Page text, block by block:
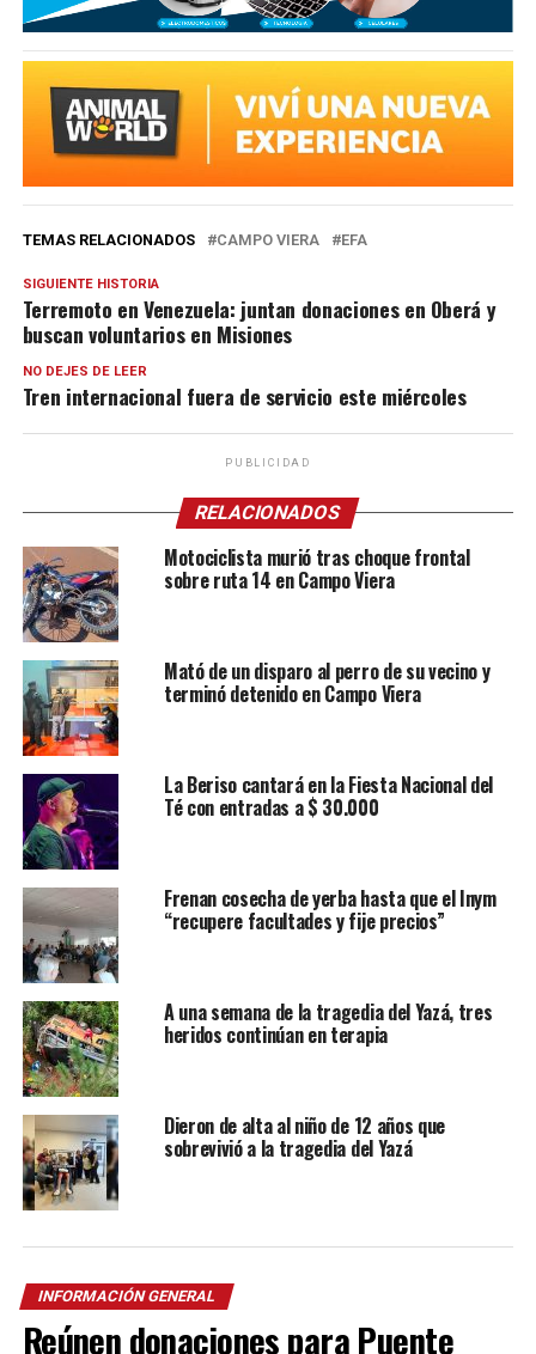
TEMAS RELACIONADOS CAMPO VIERA EFA
SIGUIENTE HISTORIA
Terremoto en Venezuela: juntan donaciones en Oberá y
buscan voluntarios en Misiones
NO DEJES DE LEER
Tren internacional fuera de servicio este miércoles
PUBLICIDAD
RELACIONADOS
Motociclista murió tras choque frontal
sobre ruta 14 en Campo Viera
Mató de un disparo al perro de su vecino y
terminó detenido en Campo Viera
La Beriso cantará en la Fiesta Nacional del
Té con entradas a $ 30.000
Frenan cosecha de yerba hasta que el Inym
“recupere facultades y fije precios”
A una semana de la tragedia del Yazá, tres
heridos continúan en terapia
Dieron de alta al niño de 12 años que
sobrevivió a la tragedia del Yazá
INFORMACIÓN GENERAL
Reúnen donaciones para Puente